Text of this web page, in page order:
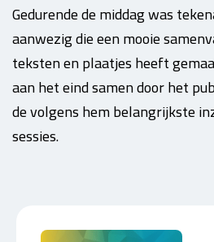
Gedurende de middag was
aanwezig die een mooie
teksten en plaatjes heeft
aan het eind samen door het
de volgens hem belangrijkste
sessies.